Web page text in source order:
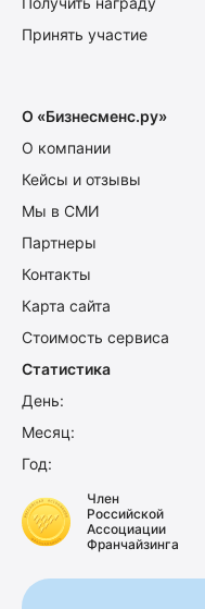
Принять участие
О «Бизнесменс.ру»
О компании
Кейсы и отзывы
Мы в СМИ
Партнеры
Контакты
Карта сайта
Стоимость сервиса
Статистика
День:
Месяц:
Год:
Член
Российской
Ассоциации
Франчайзинга